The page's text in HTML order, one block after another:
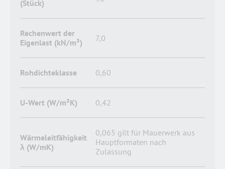
(Stück)
Rechenwert der
Eigenlast (kN/m³)
7,0
Rohdichteklasse 0,60
U-Wert (W/m²K) 0,42
Wärmeleitfähigkeit
λ (W/mK)
0,065 gilt für Mauerwerk aus
Hauptformaten nach
Zulassung